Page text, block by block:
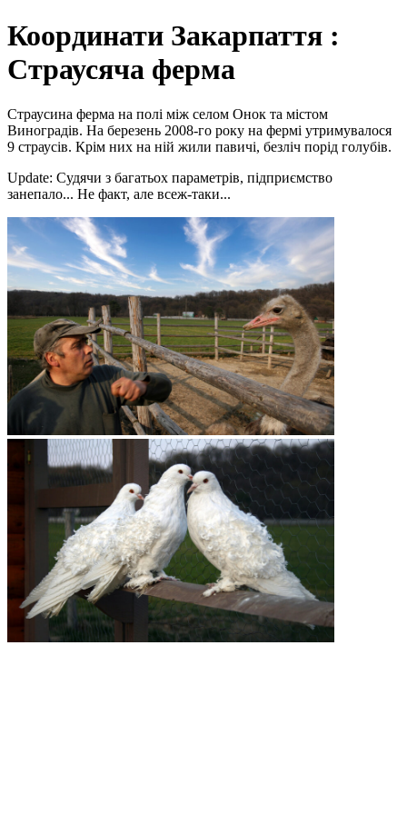
Координати Закарпаття :
Страусяча ферма
Страусина ферма на полі між селом Онок та містом
Виноградів. На березень 2008-го року на фермі утримувалося
9 страусів. Крім них на ній жили павичі, безліч порід голубів.
Update: Судячи з багатьох параметрів, підприємство
занепало... Не факт, але всеж-таки...